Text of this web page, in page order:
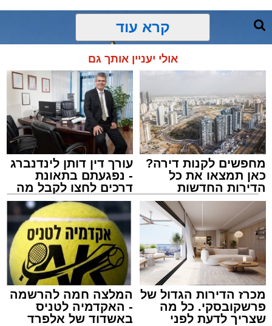
הוזעקו למקום כוחות הצלה רבים יחד עם שוטרי
תחנת אשדוד. צוותי הרפואה שהגיעו לזירה העניקו
לנער הפצוע טיפול רפואי ראשוני בשטח, ולאחר
מכן פינו אותו לבית החולים כשמצבו מוגדר קל.
במקביל למתן הטיפול הרפואי, המשטרה פתחה
בחקירה מקיפה ומידית. כוחות גדולים של שוטרים
ובלשים הגיעו לזירה, אספו ממצאים פיזיים, גבו
עדויות מעדים שנכחו במקום והחלו בסריקות
נרחבות אחר חשודים במעשה, במטרה לעצור את
המעורבים באחת התקריות הקשות שידעה העיר
לאחרונה.
הודות לפעילות חקירתית מהירה ומקצועית, הצליחו
חוקרי התחנה להתחקות אחר זהותו של החשוד,
ובהמשך הוא אותר ונעצר זמן קצר לאחר האירוע.
החשוד, קטין תושב אשדוד, הועבר לחקירה
בתחנת המשטרה, והחקירה נמשכת.
אילוסטרציה ניסוי בחץ
עופר אשטוקר / 22:24 05.08.26
קרא עוד
אולי יעניין אותך גם
מחפשים לקנות דירה?
כאן תמצאו את כל
הדירות החדשות
למכירה באשדוד >>>
עורך דין דותן לינדנברג
- נפגעתם בתאונת
דרכים לחצו לקבל מה
שמגיע לכם
מכרז הדירות הגדול של
פרשקובסקי. כל מה
שצריך לדעת לפני
המלצה חמה להרשמה
- האקדמיה לטניס
באשדוד של אלפרד